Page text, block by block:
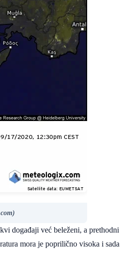
događaji već beleženi, a prethodni
mora je poprilično visoka i sada